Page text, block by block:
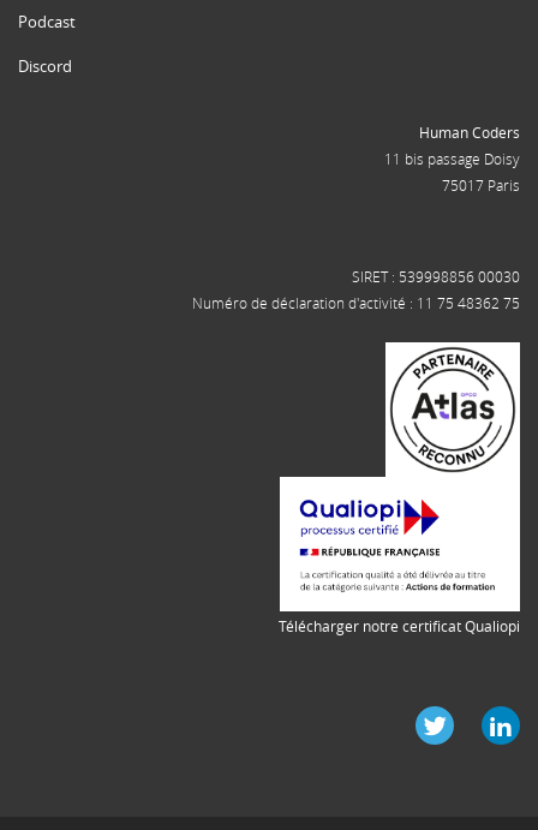
Podcast
Discord
Human Coders
11 bis passage Doisy
75017 Paris
SIRET : 539998856 00030
Numéro de déclaration d'activité : 11 75 48362 75
Télécharger notre certificat Qualiopi